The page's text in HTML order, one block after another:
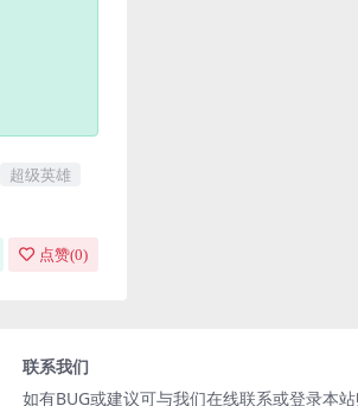
超级英雄
点赞(0)
联系我们
如有BUG或建议可与我们在线联系或登录本